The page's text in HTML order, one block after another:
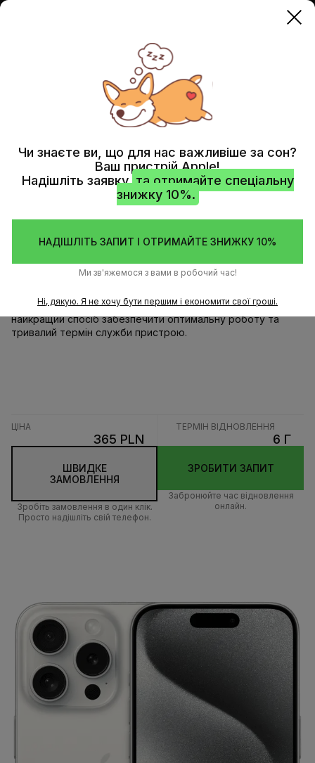
ЗАМІНА БАТАРЕЇ IPHONE 15 PRO
(ПРЕМІУМ)
ЗАМІНА
АКУМУЛЯТОРА
IPHONE 15 PRO
(ОРИГІНАЛ БЕЗ
ПОМИЛКИ)
Якщо акумулятор у вашому iPhone 15 Pro перестав
ємність, професійна заміна в сервісному центрі Choice -
найкращий спосіб забезпечити оптимальну роботу та
тривалий термін служби пристрою.
ЦІНА
365 PLN
ТЕРМІН ВІДНОВЛЕННЯ
6 Г
ШВИДКЕ
ЗАМОВЛЕННЯ
Зробіть замовлення в один клік.
Просто надішліть свій телефон.
ЗРОБИТИ ЗАПИТ
Забронюйте час відновлення
онлайн.
Чи знаєте ви, що для нас важливіше за сон?
Ваш пристрій Apple!
Надішліть заявку та отримайте спеціальну
знижку 10%.
НАДІШЛІТЬ ЗАПИТ І ОТРИМАЙТЕ ЗНИЖКУ 10%
Ми зв'яжемося з вами в робочий час!
Ні, дякую. Я не хочу бути першим і економити свої гроші.